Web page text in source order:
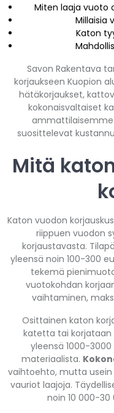
Miten laaja vuoto
Millaisia
Katon
Savon Rakentava
korjaukseen Kuopion
hätäkorjaukset,
kokonaisvaltaiset
suosittelevat
Mitä
Katon vuodon
riippuen vuodon
korjaustavasta.
yleensä noin 100-300
tekemä
vuotokohdan
vaihtaminen,
Osittainen katon
katetta tai korjataan
yleensä 1000-
materiaalista.
vaihtoehto, mutta
vauriot laajoja.
noin 10 000-